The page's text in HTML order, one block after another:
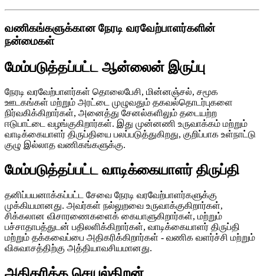
வணிகங்களுக்கான நேரடி வரவேற்பாளர்களின்
நன்மைகள்
மேம்படுத்தப்பட்ட ஆன்லைன் இருப்பு
நேரடி வரவேற்பாளர்கள் தொலைபேசி, மின்னஞ்சல், சமூக
ஊடகங்கள் மற்றும் அரட்டை முழுவதும் தகவல்தொடர்புகளை
நிர்வகிக்கிறார்கள், அனைத்து சேனல்களிலும் தடையற்ற
ஈடுபாட்டை வழங்குகிறார்கள். இது முன்னணி உருவாக்கம் மற்றும்
வாடிக்கையாளர் திருப்தியை பலப்படுத்துகிறது, குறிப்பாக உள்நாட்டு
குழு இல்லாத வணிகங்களுக்கு.
மேம்படுத்தப்பட்ட வாடிக்கையாளர் திருப்தி
தனிப்பயனாக்கப்பட்ட சேவை நேரடி வரவேற்பாளர்களுக்கு
முக்கியமானது. அவர்கள் நல்லுறவை உருவாக்குகிறார்கள்,
சிக்கலான விசாரணைகளைக் கையாளுகிறார்கள், மற்றும்
பச்சாதாபத்துடன் பதிலளிக்கிறார்கள், வாடிக்கையாளர் திருப்தி
மற்றும் தக்கவைப்பை அதிகரிக்கிறார்கள் - வணிக வளர்ச்சி மற்றும்
விசுவாசத்திற்கு அத்தியாவசியமானது.